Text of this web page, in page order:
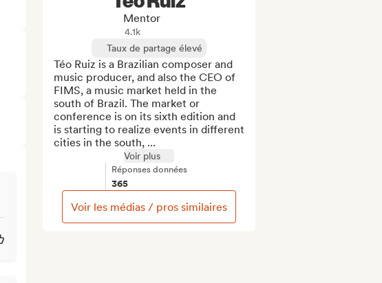
Mentor
4.1k
Taux de partage élevé
Téo Ruiz is a Brazilian composer and
music producer, and also the CEO of
FIMS, a music market held in the
south of Brazil. The market or
conference is on its sixth edition and
is starting to realize events in different
cities in the south, ...
Voir plus
Réponses données
365
Voir les médias / pros similaires